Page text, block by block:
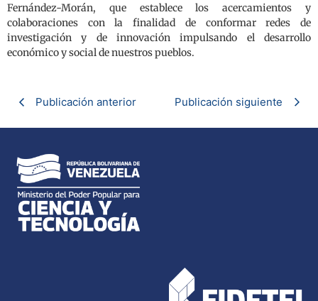
Fernández-Morán, que establece los acercamientos y
colaboraciones con la finalidad de conformar redes de
investigación y de innovación impulsando el desarrollo
económico y social de nuestros pueblos.
Publicación anterior Publicación siguiente